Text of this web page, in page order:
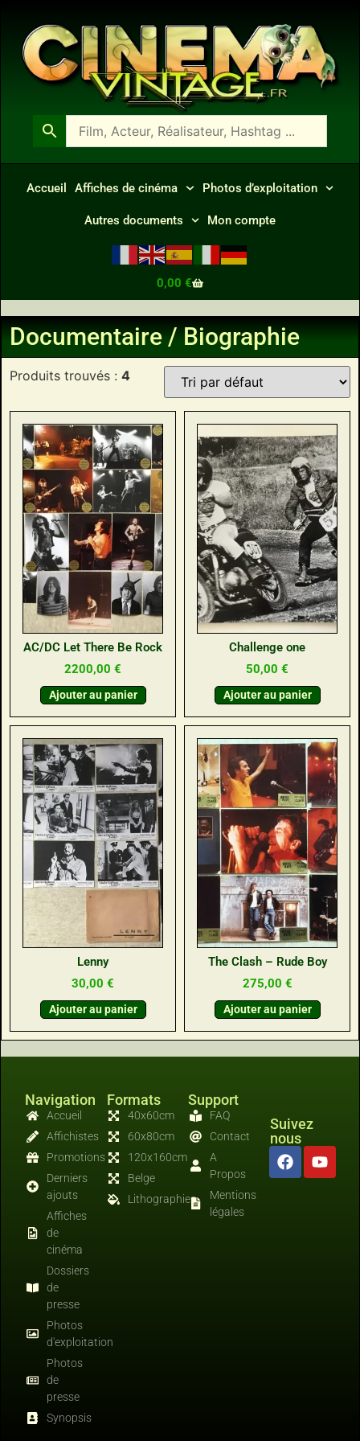
Accueil Affiches de cinéma Photos d’exploitation
Autres documents Mon compte
0,00 €
Documentaire / Biographie
Produits trouvés : 4
AC/DC Let There Be Rock
2200,00 €
Ajouter au panier
Challenge one
50,00 €
Ajouter au panier
Lenny
30,00 €
Ajouter au panier
The Clash – Rude Boy
275,00 €
Ajouter au panier
Navigation
Accueil
Affichistes
Promotions
Derniers
ajouts
Affiches
de
cinéma
Dossiers
de
presse
Photos
d'exploitation
Photos
de
presse
Synopsis
Formats
40x60cm
60x80cm
120x160cm
Belge
Lithographies
Support
FAQ
Contact
A
Propos
Mentions
légales
Suivez
nous